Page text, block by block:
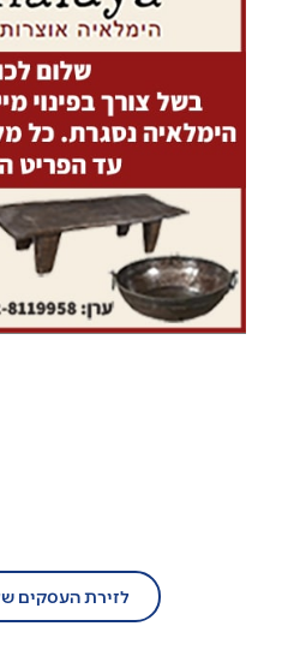
לזירת העסקים